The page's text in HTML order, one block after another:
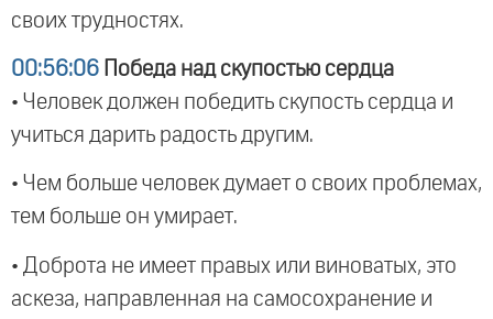
своих трудностях.
00:56:06 Победа над скупостью сердца
• Человек должен победить скупость сердца и
учиться дарить радость другим.
• Чем больше человек думает о своих проблемах,
тем больше он умирает.
• Доброта не имеет правых или виноватых, это
аскеза, направленная на самосохранение и